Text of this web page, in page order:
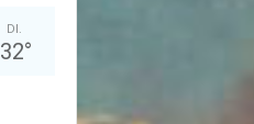
DI.
32°